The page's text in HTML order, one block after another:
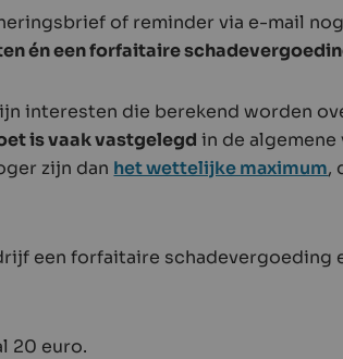
of reminder via e-mail
én een forfaitaire
interesten die berekend worden
is vaak vastgelegd in de
zijn dan het wettelijke maximum,
een forfaitaire schadevergoeding
20 euro.